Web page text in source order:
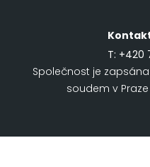
T: +420
Společnost je
soudem v Praze